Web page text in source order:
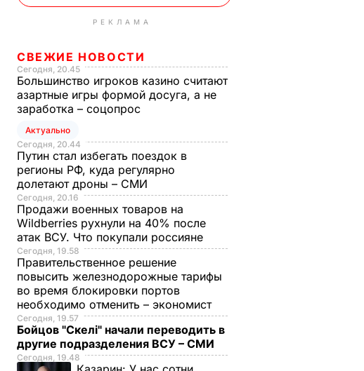
РЕКЛАМА
СВЕЖИЕ НОВОСТИ
Сегодня, 20.45
Большинство игроков казино считают
азартные игры формой досуга, а не
заработка – соцопрос
Актуально
Сегодня, 20.44
Путин стал избегать поездок в
регионы РФ, куда регулярно
долетают дроны – СМИ
Сегодня, 20.16
Продажи военных товаров на
Wildberries рухнули на 40% после
атак ВСУ. Что покупали россияне
Сегодня, 19.58
Правительственное решение
повысить железнодорожные тарифы
во время блокировки портов
необходимо отменить – экономист
Сегодня, 19.57
Бойцов "Скелі" начали переводить в
другие подразделения ВСУ – СМИ
Сегодня, 19.48